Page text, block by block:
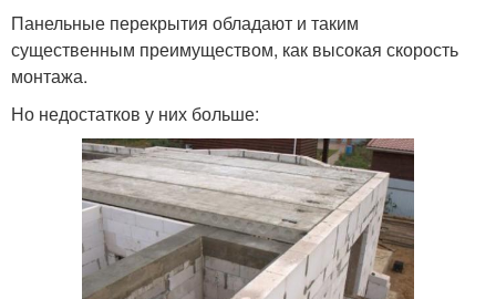
Панельные перекрытия обладают и таким
существенным преимуществом, как высокая скорость
монтажа.
Но недостатков у них больше: